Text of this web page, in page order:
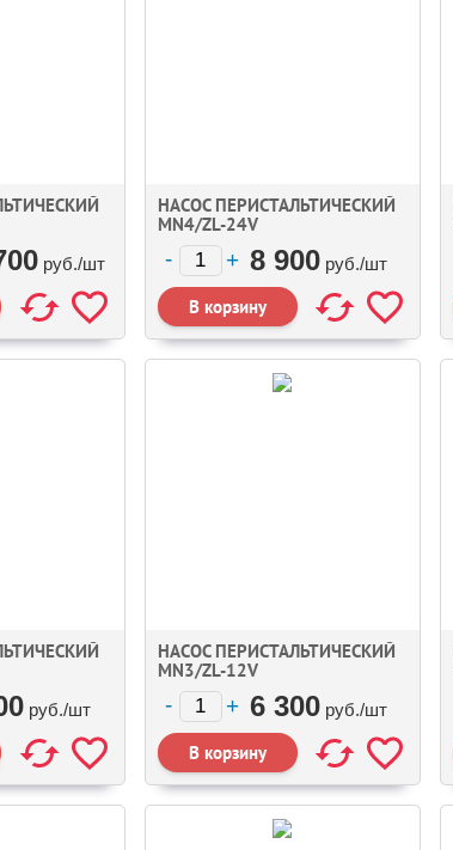
руб./шт
НАСОС ПЕРИСТАЛЬТИЧЕСКИЙ
MN4/ZL-24V
8 900 руб./шт
руб./шт
НАСОС ПЕРИСТАЛЬТИЧЕСКИЙ
MN3/ZL-12V
6 300 руб./шт